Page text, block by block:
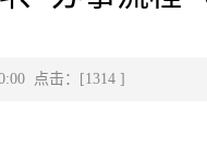
点击：[1314 ]